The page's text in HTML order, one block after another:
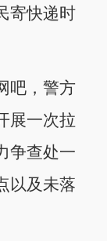
寄快递时
，警方
展一次拉
争查处一
以及未落